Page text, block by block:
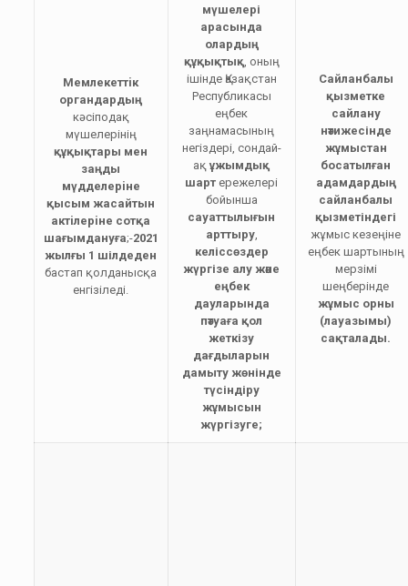
Мемлекеттiк
органдардың
кәсiподақ
мүшелерiнiң
құқықтары мен
заңды
мүдделерiне
қысым жасайтын
актiлерiне сотқа
шағымдануға;-2021
жылғы 1 шілдеден
бастап қолданысқа
енгізіледі.
мүшелері
арасында
олардың
құқықтық, оның
ішінде Қазақстан
Республикасы
еңбек
заңнамасының
негіздері, сондай-
ақұжымдық
шарт ережелері
бойынша
сауаттылығын
арттыру,
келіссөздер
жүргізе алу және
еңбек
дауларында
пәтуаға қол
жеткізу
дағдыларын
дамыту жөнінде
түсіндіру
жұмысын
жүргізуге;
Сайланбалы
қызметке
сайлану
нәтижесінде
жұмыстан
босатылған
адамдардың
сайланбалы
қызметіндегі
жұмыс кезеңіне
еңбек шартының
мерзімі
шеңберінде
жұмыс орны
(лауазымы)
сақталады.